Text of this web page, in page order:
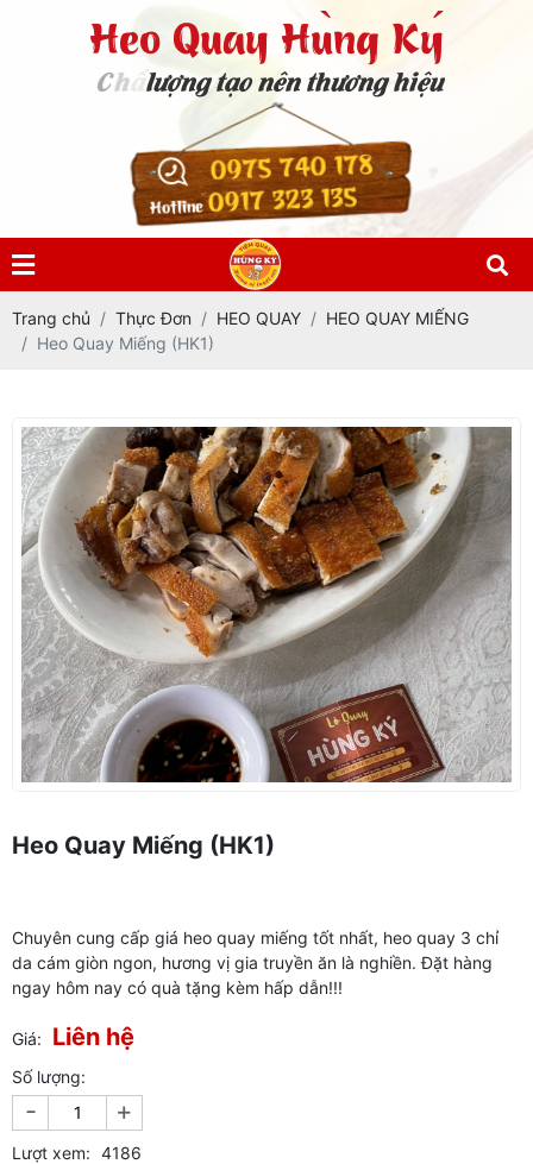
0975 740 178
Hotline0917 323 135
Trang chủ Thực Đơn HEO QUAY
HEO QUAY MIẾNG
Heo Quay Miếng (HK1)
Heo Quay Miếng (HK1)
Chuyên cung cấp giá heo quay miếng tốt nhất, heo quay 3 chỉ
da cám giòn ngon, hương vị gia truyền ăn là nghiền. Đặt hàng
ngay hôm nay có quà tặng kèm hấp dẫn!!!
Giá: Liên hệ
Số lượng:
- +
Lượt xem: 4186